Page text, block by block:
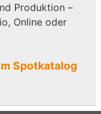
Produktion –
Online oder
Spotkatalog